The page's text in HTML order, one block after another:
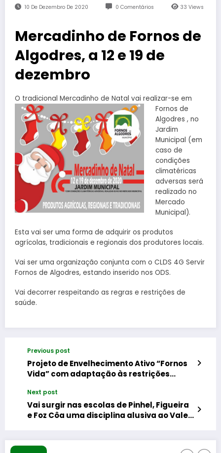
10 De Dezembro De 2020 0 Comentários 33Views
Mercadinho de Fornos de
Algodres, a 12 e 19 de
dezembro
O tradicional Mercadinho de Natal vai realizar-se em
Fornos de
Algodres , no
Jardim
Municipal (em
caso de
condições
climatéricas
adversas será
realizado no
Mercado
Municipal).
Esta vai ser uma forma de adquirir os produtos
agrícolas, tradicionais e regionais dos produtores locais.
Vai ser uma organização conjunta com o CLDS 4G Servir
Fornos de Algodres, estando inserido nos ODS.
Vai decorrer respeitando as regras e restrições de
saúde.
Previous post
Projeto de Envelhecimento Ativo “Fornos
Vida” com adaptação às restrições
Next post
Vai surgir nas escolas de Pinhel, Figueira
e Foz Côa uma disciplina alusiva ao Vale